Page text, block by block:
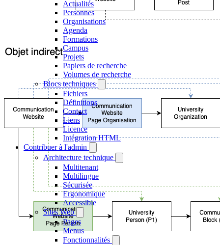
Actualités
Personnes
Organisations
Agenda
Formations
Campus
Projets
Papiers de recherche
Volumes de recherche
Blocs techniques
Fichiers
Définitions
Contact
Liens
Licence
Intégration HTML
Contribuer à l'admin
Architecture technique
Multitenant
Multilingue
Sécurisée
Ergonomique
Accessible
Sites Web
Pages
Menus
Fonctionnalités